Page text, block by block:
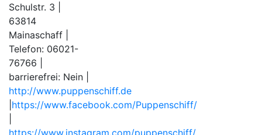
Schulstr. 3 |
63814
Mainaschaff |
Telefon: 06021-
76766 |
barrierefrei: Nein |
http://www.puppenschiff.de
https://www.facebook.com/Puppenschiff/